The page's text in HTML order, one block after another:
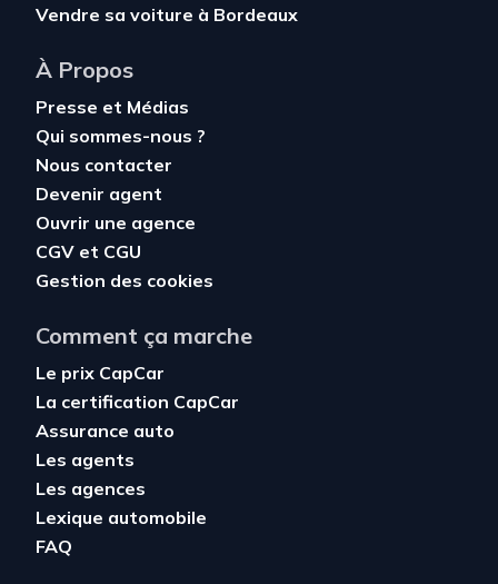
Vendre sa voiture à Bordeaux
À Propos
Presse et Médias
Qui sommes-nous ?
Nous contacter
Devenir agent
Ouvrir une agence
CGV et CGU
Gestion des cookies
Comment ça marche
Le prix CapCar
La certification CapCar
Assurance auto
Les agents
Les agences
Lexique automobile
FAQ